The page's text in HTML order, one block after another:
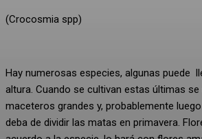
(Crocosmia spp)
Hay numerosas especies, algunas puede
altura. Cuando se cultivan estas últimas se
maceteros grandes y, probablemente
deba de dividir las matas en primavera.